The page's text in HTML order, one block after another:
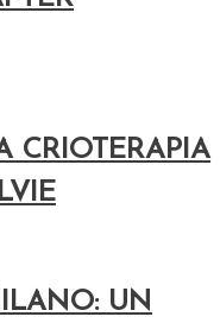
CRIOTERAPIA
UN